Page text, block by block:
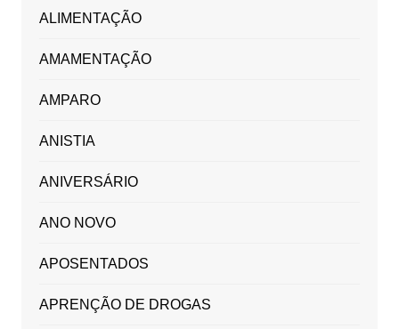
ALIMENTAÇÃO
AMAMENTAÇÃO
AMPARO
ANISTIA
ANIVERSÁRIO
ANO NOVO
APOSENTADOS
APRENÇÃO DE DROGAS